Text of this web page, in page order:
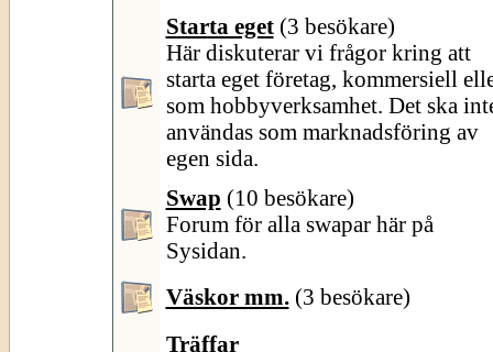
Starta eget (3 besökare)
Här diskuterar vi frågor kring att
starta eget företag, kommersiell
som hobbyverksamhet. Det ska
användas som marknadsföring av
egen sida.
Swap (10 besökare)
Forum för alla swapar här på
Sysidan.
Väskor mm. (3 besökare)
Träffar